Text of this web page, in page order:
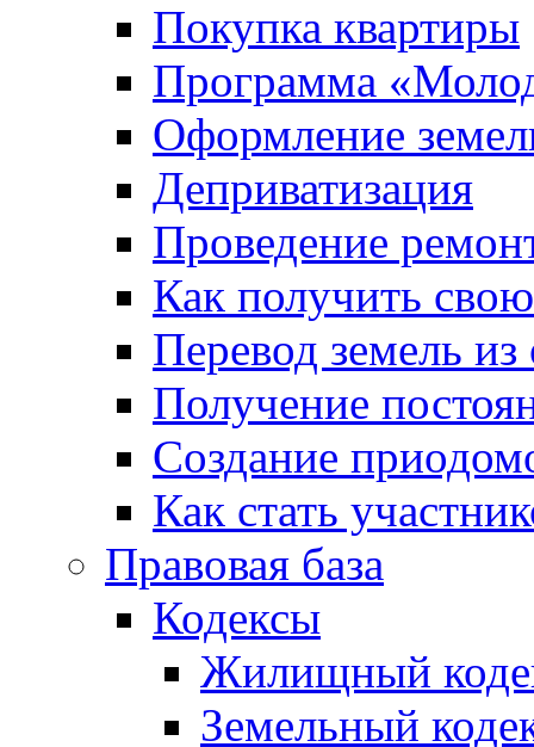
Покупка квартиры
Программа
Оформление
Деприватизация
Проведение
Как получить
Перевод земель
Получение
Создание
Как стать
Правовая база
Кодексы
Жилищный
Земельный